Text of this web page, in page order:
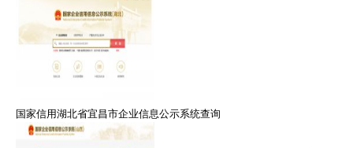
国家信用湖北省宜昌市企业信息公示系统查询